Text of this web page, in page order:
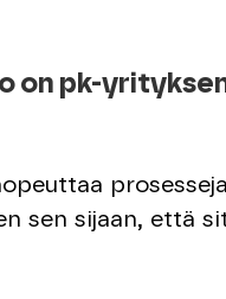
on pk-
sen sijaan, että